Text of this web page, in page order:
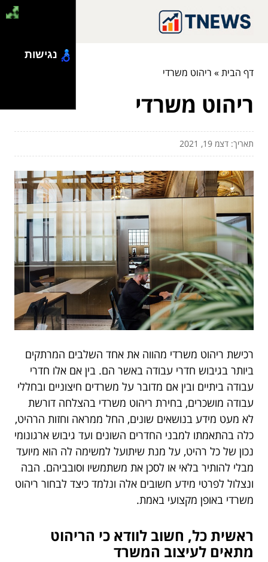
דף הבית» ריהוט משרדי
ריהוט משרדי
תאריך: דצמ 19, 2021
רכישת ריהוט משרדי מהווה את אחד השלבים המרתקים
ביותר בגיבוש חדרי עבודה באשר הם. בין אם אלו חדרי
עבודה ביתיים ובין אם מדובר על משרדים חיצוניים ובחללי
עבודה מושכרים, בחירת ריהוט משרדי בהצלחה דורשת
לא מעט מידע בנושאים שונים, החל ממראה וחזות הרהיט,
כלה בהתאמתו למבני החדרים השונים ועד גיבוש ארגונומי
נכון של כל רהיט, על מנת שיתועל למשימה לה הוא מיועד
מבלי להותיר בלאי או לסכן את משתמשיו וסובביהם. הבה
ונצלול לפרטי מידע חשובים אלה ונלמד כיצד לבחור ריהוט
משרדי באופן מקצועי באמת.
ראשית כל, חשוב לוודא כי הריהוט
מתאים לעיצוב המשרד
נגישות